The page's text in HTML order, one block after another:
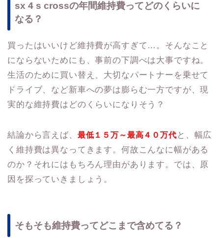
sx 4 s crossの年間維持費ってどのくらいに
なる？
買ったはいいけど維持費が高すぎて…。そんなこと
にならないためにも、事前の下調べは大事ですね。
生活のために買い替え、大切なパートナーを乗せて
ドライブ、など新車への夢は膨らむ一方ですが、現
実的な維持費はどのくらいになりそう？
結論から言えば、 最低１５万～最高４０万代 と、幅広
く維持費は異なってきます。何故こんなに幅がある
のか？それにはもちろん理由があります。では、原
因を探っていきましょう。
そもそも維持費ってどこまで含めてる？